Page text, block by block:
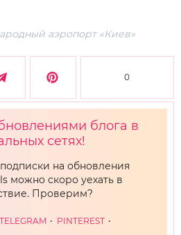
аэропорт «Киев»
0
блога в
сетях!
на обновления
можно скоро уехать в
Проверим?
TELEGRAM
PINTEREST